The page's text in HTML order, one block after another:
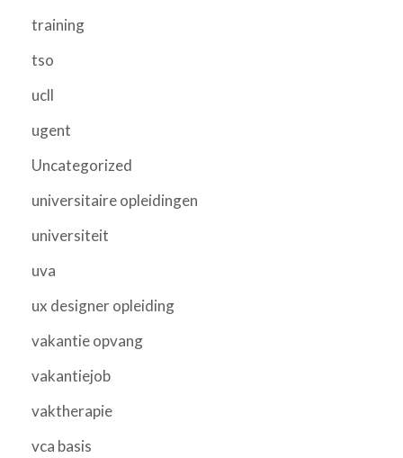
training
tso
ucll
ugent
Uncategorized
universitaire opleidingen
universiteit
uva
ux designer opleiding
vakantie opvang
vakantiejob
vaktherapie
vca basis